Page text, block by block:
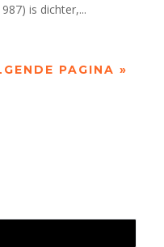
is dichter,...
PAGINA »